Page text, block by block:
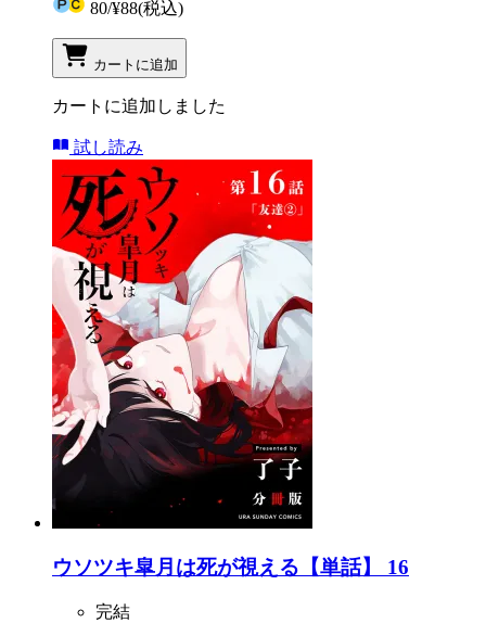
80/¥88(税込)
カートに追加
カートに追加しました
試し読み
ウソツキ皐月は死が視える【単話】 16
完結